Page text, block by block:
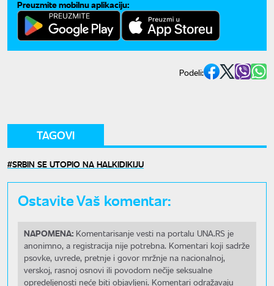
Preuzmite mobilnu aplikaciju:
Podeli:
TAGOVI
SRBIN SE UTOPIO NA HALKIDIKIJU
Ostavite Vaš komentar:
NAPOMENA: Komentarisanje vesti na portalu UNA.RS je
anonimno, a registracija nije potrebna. Komentari koji sadrže
psovke, uvrede, pretnje i govor mržnje na nacionalnoj,
verskoj, rasnoj osnovi ili povodom nečije seksualne
opredeljenosti neće biti objavljeni. Komentari odražavaju